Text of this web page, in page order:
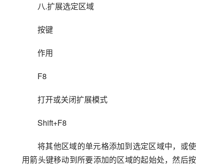
八.扩展选定区域
按键
作用
F8
打开或关闭扩展模式
Shift+F8
将其他区域的单元格添加到选定区域中，或使
用箭头键移动到所要添加的区域的起始处，然后按